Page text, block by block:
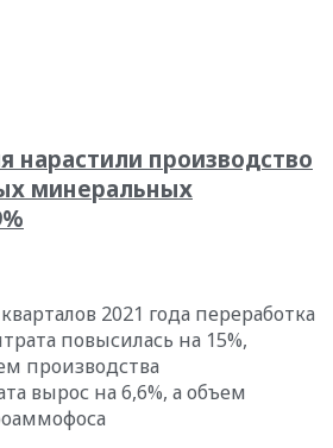
нарастили производство
минеральных
2021 года переработка
повысилась на 15%,
производства
вырос на 6,6%, а объем